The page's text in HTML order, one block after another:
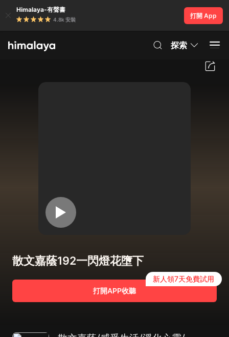
Himalaya-有聲書
4.8k 安裝
打開 App
探索
散文嘉蔭192一閃燈花墮下
打開APP收聽
新人領7天免費試用